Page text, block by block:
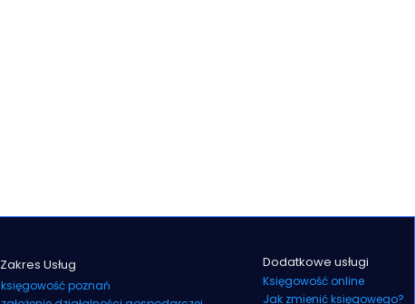
Zakres Usług Dodatkowe usługi
Księgowość online
Jak zmienić księgowego?
księgowość poznań